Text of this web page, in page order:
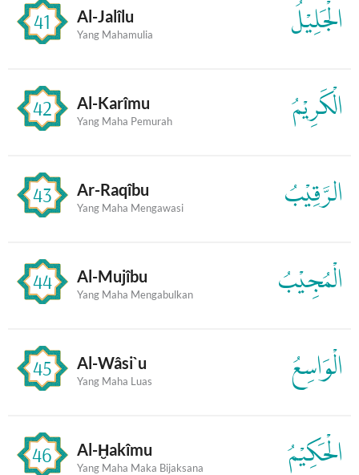
41 Al-Jalîlu
Yang Mahamulia الْجَلِيْلُ
42 Al-Karîmu
Yang Maha Pemurah الْكَرِيْمُ
43 Ar-Raqîbu
Yang Maha Mengawasi الرَّقِيْبُ
44 Al-Mujîbu
Yang Maha Mengabulkan الْمُجِيْبُ
45 Al-Wâsi`u
Yang Maha Luas الْوَاسِعُ
46 Al-Ḫakîmu
Yang Maha Maka Bijaksana الْحَكِيْمُ